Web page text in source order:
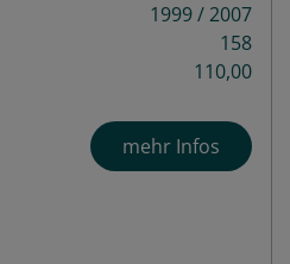
1999 / 2007
158
110,00
mehr Infos